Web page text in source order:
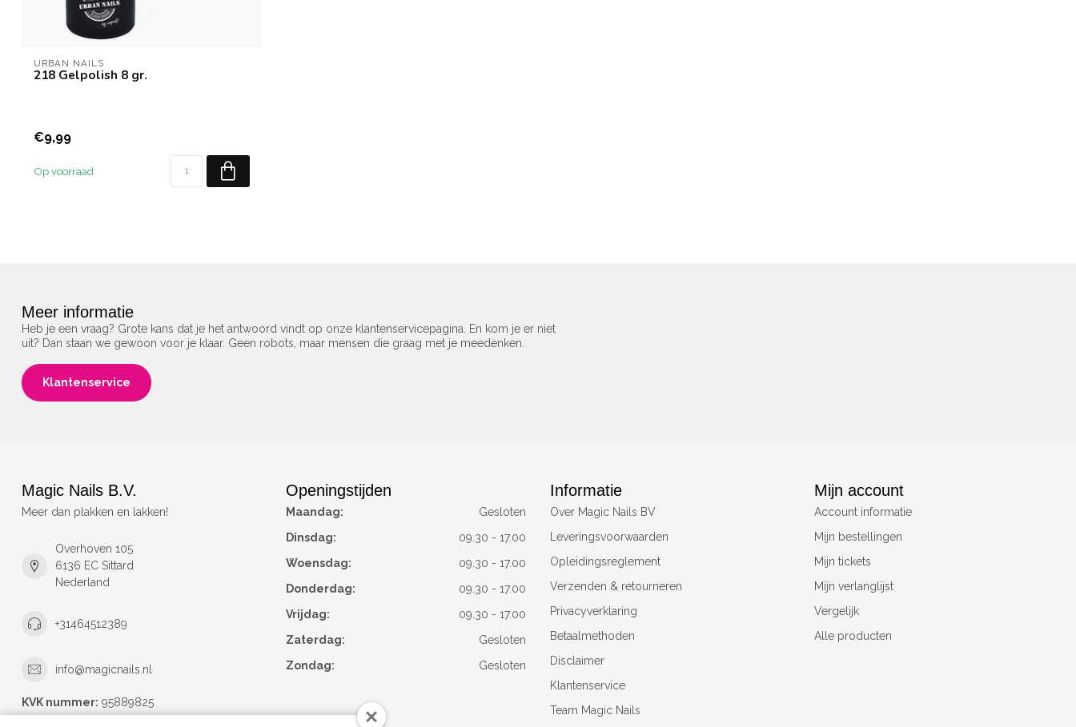
URBAN NAILS
218 Gelpolish 8 gr.
€9,99
Op voorraad
Meer informatie
Heb je een vraag? Grote kans dat je het antwoord vindt op onze klantenservicepagina. En kom je er niet
uit? Dan staan we gewoon voor je klaar. Geen robots, maar mensen die graag met je meedenken.
Klantenservice
Magic Nails B.V.
Meer dan plakken en lakken!
Overhoven 105
6136 EC Sittard
Nederland
+31464512389
info@magicnails.nl
KVK nummer: 95889825
Openingstijden
Maandag:
Gesloten
Dinsdag:
09.30 - 17.00
Woensdag:
09.30 - 17.00
Donderdag:
09.30 - 17.00
Vrijdag:
09.30 - 17.00
Zaterdag:
Gesloten
Zondag:
Gesloten
Informatie
Over Magic Nails BV
Leveringsvoorwaarden
Opleidingsreglement
Verzenden & retourneren
Privacyverklaring
Betaalmethoden
Disclaimer
Klantenservice
Team Magic Nails
Mijn account
Account informatie
Mijn bestellingen
Mijn tickets
Mijn verlanglijst
Vergelijk
Alle producten